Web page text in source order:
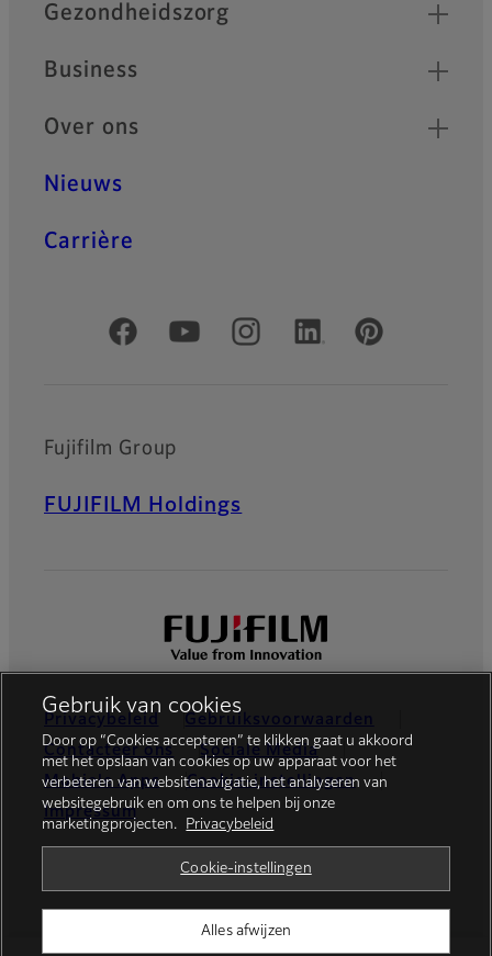
Gezondheidszorg
Business
Over ons
Nieuws
Carrière
Officiële sociale media
Fujifilm Group
FUJIFILM Holdings
Privacybeleid
Gebruiksvoorwaarden
Contacteer ons
Sociale Media
Mobiele Apps
Cookie-instellingen
Impressum
© FUJIFILM Europe GmbH
Gebruik van cookies
Door op “Cookies accepteren” te klikken gaat u akkoord
met het opslaan van cookies op uw apparaat voor het
verbeteren van websitenavigatie, het analyseren van
websitegebruik en om ons te helpen bij onze
marketingprojecten.
Privacybeleid
Cookie-instellingen
Alles afwijzen